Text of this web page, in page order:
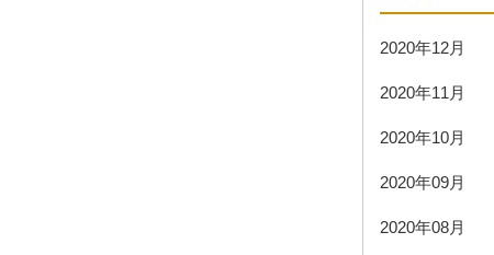
2020年12月
2020年11月
2020年10月
2020年09月
2020年08月